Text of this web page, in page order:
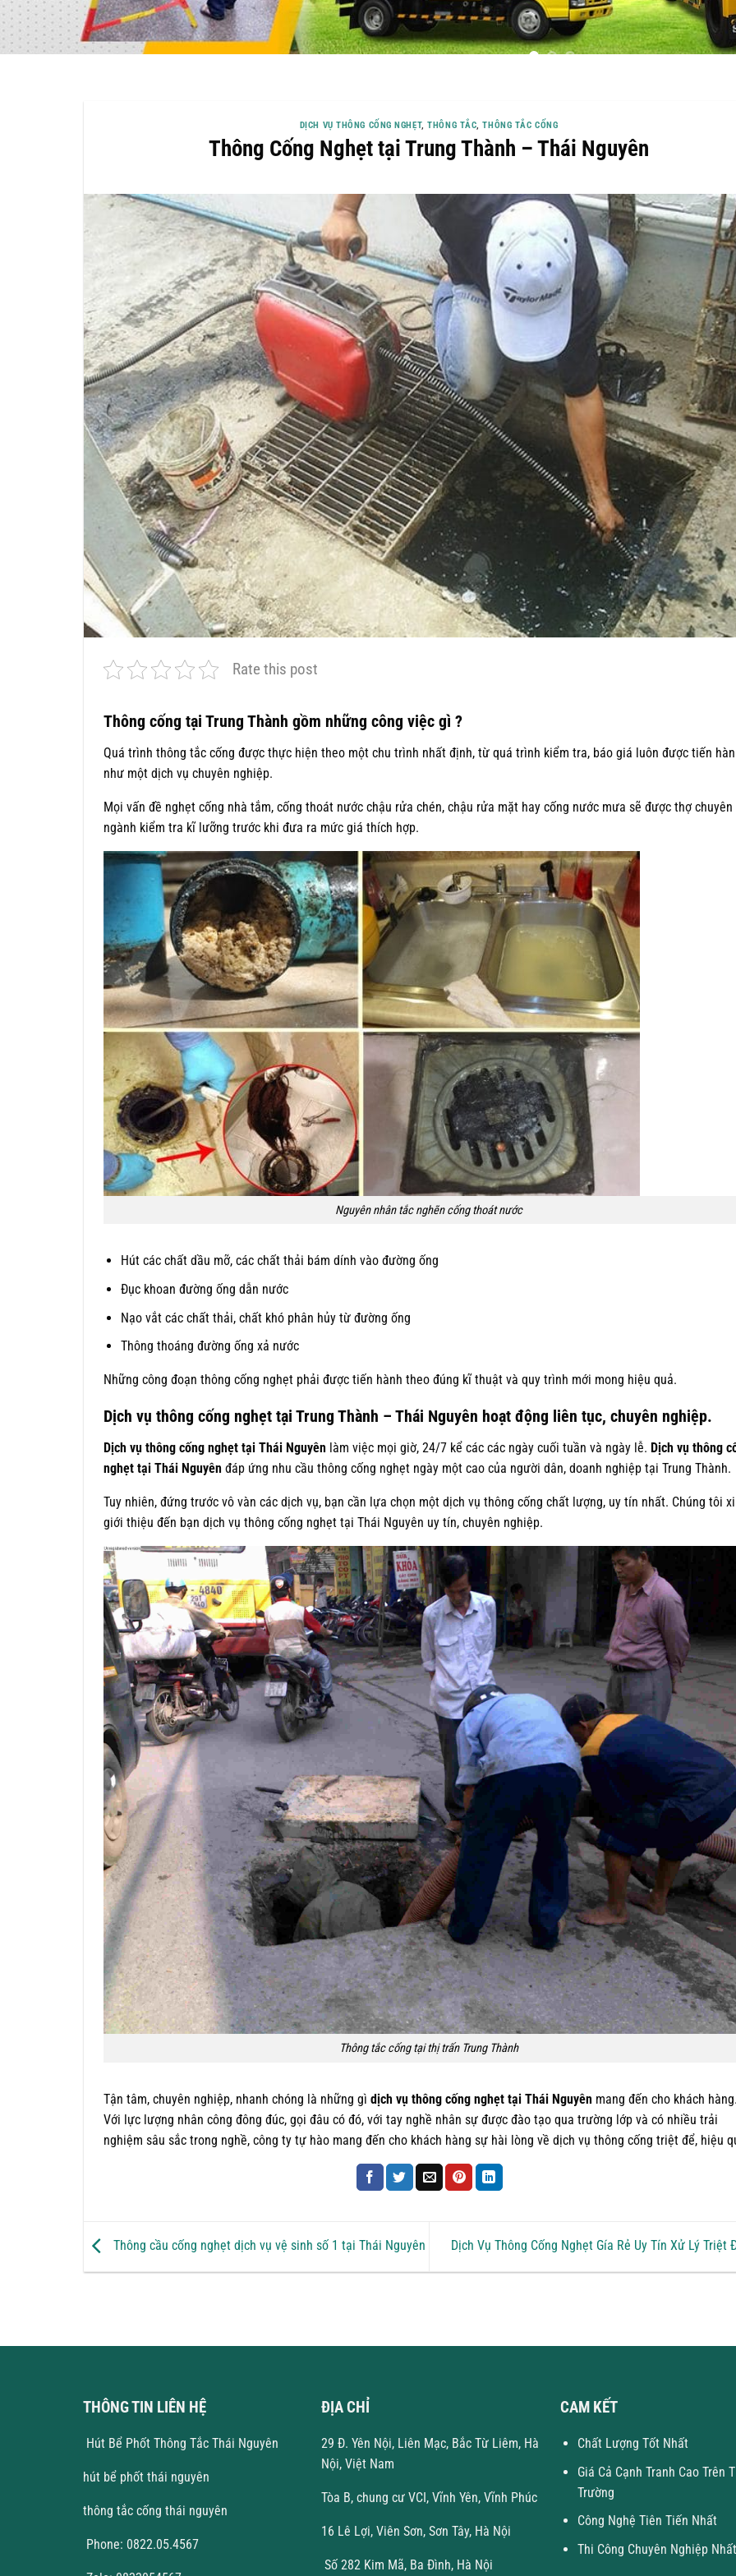
DỊCH VỤ THÔNG CỐNG NGHẸT,THÔNG TẮC,THÔNG TẮC CỐNG
Thông Cống Nghẹt tại Trung Thành – Thái Nguyên
Rate this post
Thông cống tại Trung Thành gồm những công việc gì ?
Quá trình thông tắc cống được thực hiện theo một chu trình nhất định, từ quá trình kiểm tra, báo giá luôn được tiến
như một dịch vụ chuyên nghiệp.
Mọi vấn đề nghẹt cống nhà tắm, cống thoát nước chậu rửa chén, chậu rửa mặt hay cống nước mưa sẽ được thợ chuyên
ngành kiểm tra kĩ lưỡng trước khi đưa ra mức giá thích hợp.
Nguyên nhân tắc nghẽn cống thoát nước
Hút các chất dầu mỡ, các chất thải bám dính vào đường ống
Đục khoan đường ống dẫn nước
Nạo vắt các chất thải, chất khó phân hủy từ đường ống
Thông thoáng đường ống xả nước
Những công đoạn thông cống nghẹt phải được tiến hành theo đúng kĩ thuật và quy trình mới mong hiệu quả.
Dịch vụ thông cống nghẹt tại Trung Thành – Thái Nguyên hoạt động liên tục, chuyên nghiệp.
Dịch vụ thông cống nghẹt tại Thái Nguyên làm việc mọi giờ, 24/7 kể các các ngày cuối tuần và ngày lễ. Dịch vụ thông
nghẹt tại Thái Nguyên đáp ứng nhu cầu thông cống nghẹt ngày một cao của người dân, doanh nghiệp tại Trung Thành.
Tuy nhiên, đứng trước vô vàn các dịch vụ, bạn cần lựa chọn một dịch vụ thông cống chất lượng, uy tín nhất. Chúng tôi
giới thiệu đến bạn dịch vụ thông cống nghẹt tại Thái Nguyên uy tín, chuyên nghiệp.
Thông tắc cống tại thị trấn Trung Thành
Tận tâm, chuyên nghiệp, nhanh chóng là những gì dịch vụ thông cống nghẹt tại Thái Nguyên mang đến cho khách
Với lực lượng nhân công đông đúc, gọi đâu có đó, với tay nghề nhân sự được đào tạo qua trường lớp và có nhiều trải
nghiệm sâu sắc trong nghề, công ty tự hào mang đến cho khách hàng sự hài lòng về dịch vụ thông cống triệt để, hiệu
Thông cầu cống nghẹt dịch vụ vệ sinh số 1 tại Thái Nguyên Dịch Vụ Thông Cống Nghẹt Gía Rẻ Uy Tín Xử Lý Triệt
THÔNG TIN LIÊN HỆ
Hút Bể Phốt Thông Tắc Thái Nguyên
hút bể phốt thái nguyên
thông tắc cống thái nguyên
Phone: 0822.05.4567
ĐỊA CHỈ
29 Đ. Yên Nội, Liên Mạc, Bắc Từ Liêm, Hà
Nội, Việt Nam
Tòa B, chung cư VCI, Vĩnh Yên, Vĩnh Phúc
16 Lê Lợi, Viên Sơn, Sơn Tây, Hà Nội
Số 282 Kim Mã, Ba Đình, Hà Nội
CAM KẾT
Chất Lượng Tốt Nhất
Giá Cả Cạnh Tranh Cao Trên
Trường
Công Nghệ Tiên Tiến Nhất
Thi Công Chuyên Nghiệp Nhất